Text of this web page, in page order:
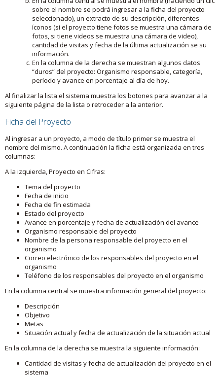
sobre el nombre se podrá ingresar a la ficha del proyecto
seleccionado), un extracto de su descripción, diferentes
íconos (si el proyecto tiene fotos se muestra una cámara de
fotos, si tiene videos se muestra una cámara de video),
cantidad de visitas y fecha de la última actualización se su
información.
En la columna de la derecha se muestran algunos datos
“duros” del proyecto: Organismo responsable, categoría,
período y avance en porcentaje al día de hoy.
Al finalizar la lista el sistema muestra los botones para avanzar a la
siguiente página de la lista o retroceder a la anterior.
Ficha del Proyecto
Al ingresar a un proyecto, a modo de título primer se muestra el
nombre del mismo. A continuación la ficha está organizada en tres
columnas:
A la izquierda, Proyecto en Cifras:
Tema del proyecto
Fecha de inicio
Fecha de fin estimada
Estado del proyecto
Avance en porcentaje y fecha de actualización del avance
Organismo responsable del proyecto
Nombre de la persona responsable del proyecto en el
organismo
Correo electrónico de los responsables del proyecto en el
organismo
Teléfono de los responsables del proyecto en el organismo
En la columna central se muestra información general del proyecto:
Descripción
Objetivo
Metas
Situación actual y fecha de actualización de la situación actual
En la columna de la derecha se muestra la siguiente información:
Cantidad de visitas y fecha de actualización del proyecto en el
sistema